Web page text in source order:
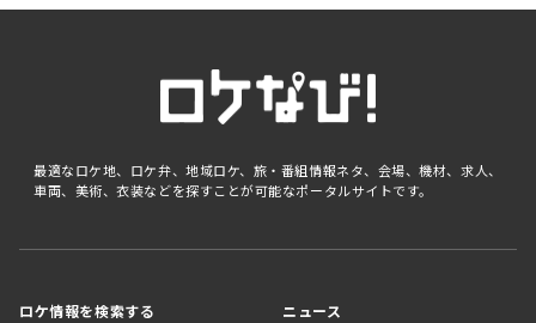
最適なロケ地、ロケ弁、地域ロケ、旅・番組情報ネタ、会場、機材、求人、
車両、美術、衣装などを探すことが可能なポータルサイトです。
ロケ情報を検索する ニュース